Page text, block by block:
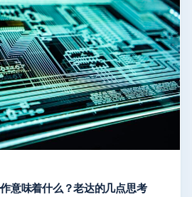
意味着什么？老达的几点思考